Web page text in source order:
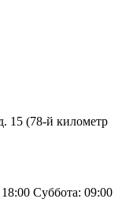
15 (78-й километр
Суббота: 09:00